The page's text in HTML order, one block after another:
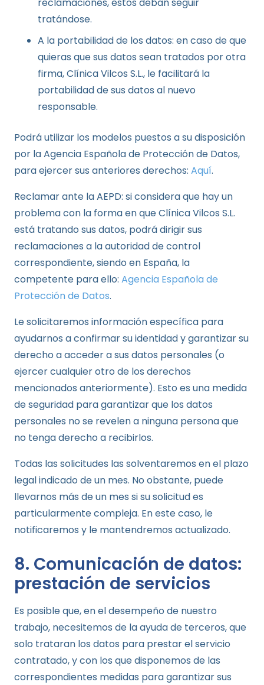
tratándose.
A la portabilidad de los datos: en caso de que
quieras que sus datos sean tratados por otra
firma, Clínica Vilcos S.L., le facilitará la
portabilidad de sus datos al nuevo
responsable.
Podrá utilizar los modelos puestos a su disposición
por la Agencia Española de Protección de Datos,
para ejercer sus anteriores derechos: Aquí.
Reclamar ante la AEPD: si considera que hay un
problema con la forma en que Clínica Vilcos S.L.
está tratando sus datos, podrá dirigir sus
reclamaciones a la autoridad de control
correspondiente, siendo en España, la
competente para ello: Agencia Española de
Protección de Datos.
Le solicitaremos información específica para
ayudarnos a confirmar su identidad y garantizar su
derecho a acceder a sus datos personales (o
ejercer cualquier otro de los derechos
mencionados anteriormente). Esto es una medida
de seguridad para garantizar que los datos
personales no se revelen a ninguna persona que
no tenga derecho a recibirlos.
Todas las solicitudes las solventaremos en el plazo
legal indicado de un mes. No obstante, puede
llevarnos más de un mes si su solicitud es
particularmente compleja. En este caso, le
notificaremos y le mantendremos actualizado.
8. Comunicación de datos:
prestación de servicios
Es posible que, en el desempeño de nuestro
trabajo, necesitemos de la ayuda de terceros, que
solo trataran los datos para prestar el servicio
contratado, y con los que disponemos de las
correspondientes medidas para garantizar sus